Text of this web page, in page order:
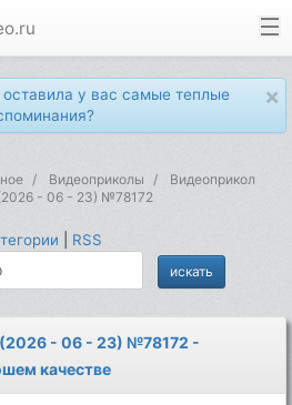
×
у вас самые теплые
Видеоприколы
Видеоприкол
- 06 - 23) №78172
RSS
- 06 - 23) №78172 -
качестве